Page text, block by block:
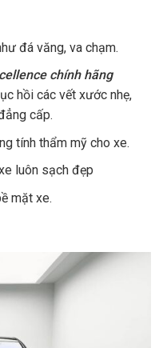
đá văng, va chạm.
chính hãng
hồi các vết xước nhẹ,
cấp.
tính thẩm mỹ cho xe.
luôn sạch đẹp
mặt xe.